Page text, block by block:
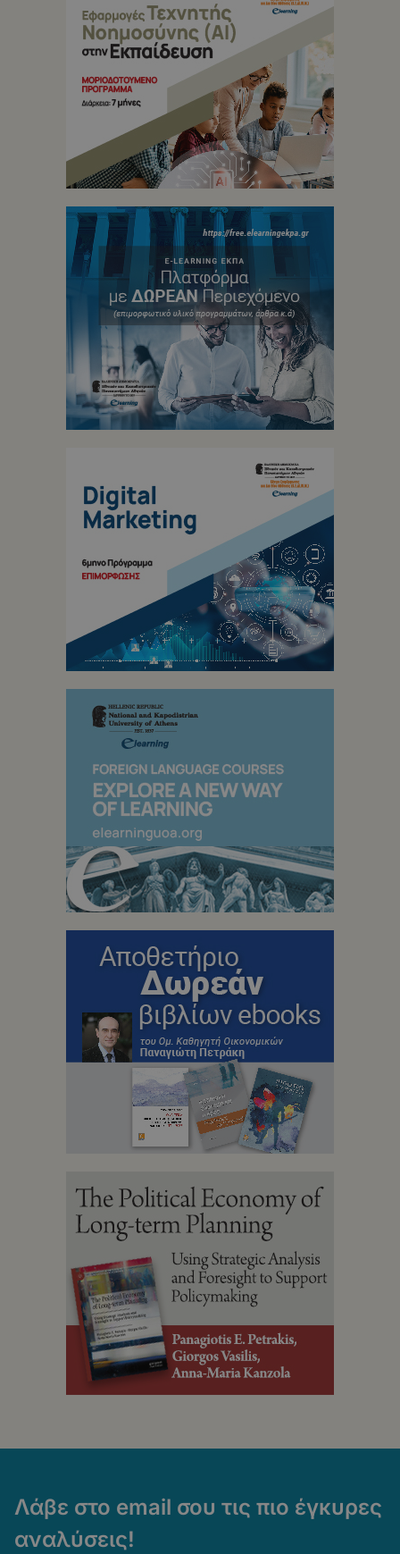
Λάβε στο email σου τις πιο έγκυρες
αναλύσεις!